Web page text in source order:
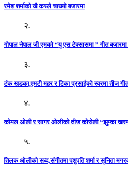
रमेश शर्माको खै कस्ले चाख्यो बजारमा
२.
गोपाल नेपाल जी एमको “यु एस टेक्सासमा ” गीत बजारमा
३.
टंक खडका,एमटी महर र टिका प्रसाईको स्वरमा तीज
४.
कोमल ओली र सागर ओलीको तीज कोसेली “झुम्का
५.
तिलक ओलीको सब्द,संगीतमा पशुपति शर्मा र सुनिता